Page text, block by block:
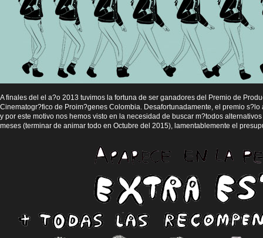
A finales del el a?o 2013 tuvimos la fortuna de ser ganadores del Premio de
Cinematogr?fico de Proim?genes Colombia. Desafortunadamente, el premio
y por este motivo nos hemos visto en la necesidad de buscar m?todos
meses (terminar de animar todo en Octubre del 2015), lamentablemente el